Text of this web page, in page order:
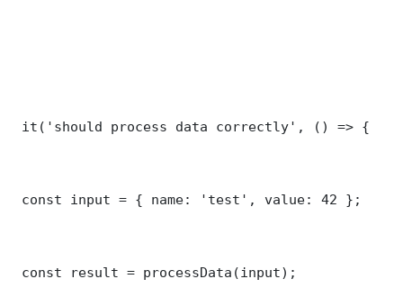
it('should process data correctly', () => {
const input = { name: 'test', value: 42 };
const result = processData(input);